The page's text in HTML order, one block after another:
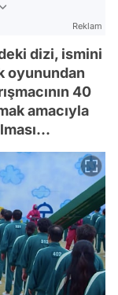
Reklam
dizi, ismini
oyunundan
40
amacıyla